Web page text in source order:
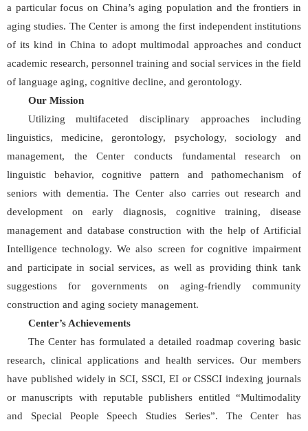
a particular focus on China’s aging population and the frontiers in
aging studies. The Center is among the first independent institutions
of its kind in China to adopt multimodal approaches and conduct
academic research, personnel training and social services in the field
of language aging, cognitive decline, and gerontology.
Our Mission
Utilizing multifaceted disciplinary approaches including
linguistics, medicine, gerontology, psychology, sociology and
management, the Center conducts fundamental research on
linguistic behavior, cognitive pattern and pathomechanism of
seniors with dementia. The Center also carries out research and
development on early diagnosis, cognitive training, disease
management and database construction with the help of Artificial
Intelligence technology. We also screen for cognitive impairment
and participate in social services, as well as providing think tank
suggestions for governments on aging-friendly community
construction and aging society management.
Center’s Achievements
The Center has formulated a detailed roadmap covering basic
research, clinical applications and health services. Our members
have published widely in SCI, SSCI, EI or CSSCI indexing journals
or manuscripts with reputable publishers entitled “Multimodality
and Special People Speech Studies Series”. The Center has